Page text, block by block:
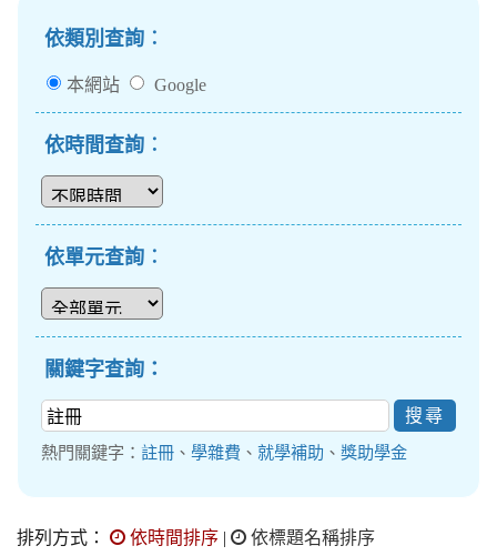
依類別查詢︰
本網站 Google
依時間查詢︰
依單元查詢︰
關鍵字查詢：
熱門關鍵字： 註冊 、 學雜費 、 就學補助 、 獎助學金
排列方式： 依時間排序 |
依標題名稱排序